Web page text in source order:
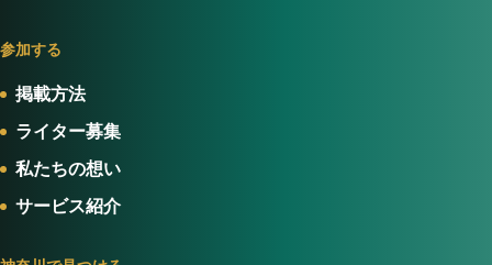
参加する
掲載方法
ライター募集
私たちの想い
サービス紹介